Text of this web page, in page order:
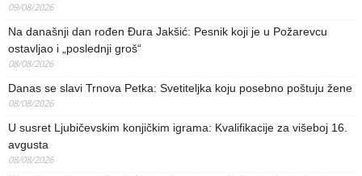
09/08/2026
Na današnji dan rođen Đura Jakšić: Pesnik koji je u Požarevcu
ostavljao i „poslednji groš“
08/08/2026
Danas se slavi Trnova Petka: Svetiteljka koju posebno poštuju žene
08/08/2026
U susret Ljubičevskim konjičkim igrama: Kvalifikacije za višeboj 16.
avgusta
08/08/2026